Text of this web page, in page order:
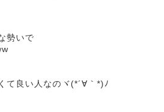
勢いで
て良い人なのヾ(*´∀｀*)ﾉ